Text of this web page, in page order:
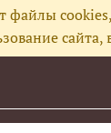
файлы
сайта,